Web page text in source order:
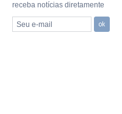
receba notícias diretamente
Seu e-mail